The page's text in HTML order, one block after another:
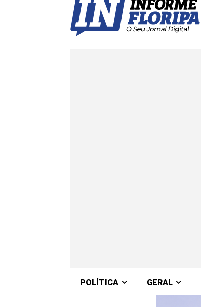
POLÍTICA GERAL